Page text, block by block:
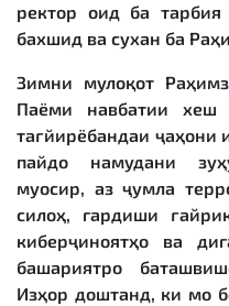
ректор оид ба
бахшид ва сухан ба
Зимни мулоқот
Паёми навбатии хеш
тағйирёбандаи ҷаҳони
пайдо намудани
муосир, аз ҷумла
силоҳ, гардиши
киберҷиноятҳо ва
башариятро
Изҳор доштанд, ки мо